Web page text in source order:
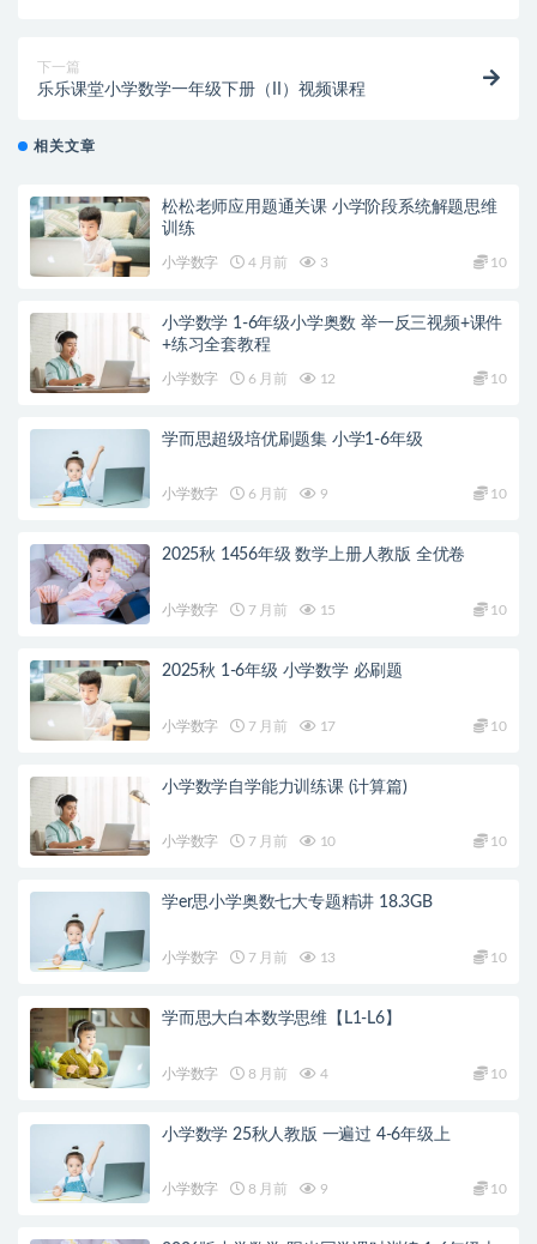
下一篇
乐乐课堂小学数学一年级下册（II）视频课程
相关文章
松松老师应用题通关课 小学阶段系统解题思维
训练
小学数字 4 月前 3 10
小学数学 1-6年级小学奥数 举一反三视频+课件
+练习全套教程
小学数字 6 月前 12 10
学而思超级培优刷题集 小学1-6年级
小学数字 6 月前 9 10
2025秋 1456年级 数学上册人教版 全优卷
小学数字 7 月前 15 10
2025秋 1-6年级 小学数学 必刷题
小学数字 7 月前 17 10
小学数学自学能力训练课 (计算篇)
小学数字 7 月前 10 10
学er思小学奥数七大专题精讲 18.3GB
小学数字 7 月前 13 10
学而思大白本数学思维【L1-L6】
小学数字 8 月前 4 10
小学数学 25秋人教版 一遍过 4-6年级上
小学数字 8 月前 9 10